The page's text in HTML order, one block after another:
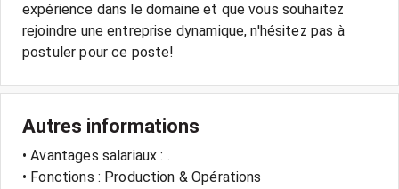
expérience dans le domaine et que vous souhaitez
rejoindre une entreprise dynamique, n'hésitez pas à
Autres informations
• Avantages salariaux : .
• Fonctions : Production & Opérations